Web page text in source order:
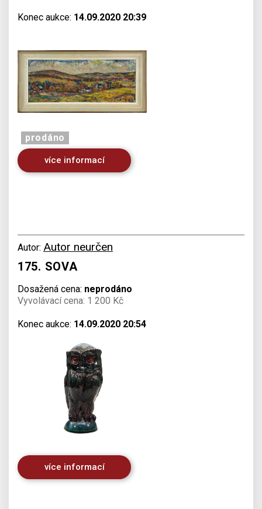
Konec aukce: 14.09.2020 20:39
prodáno
více informací
Autor: Autor neurčen
175. SOVA
Dosažená cena: neprodáno
Vyvolávací cena: 1 200 Kč
Konec aukce: 14.09.2020 20:54
více informací